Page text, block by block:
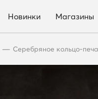
Новинки Магазины
— Серебряное кольцо-